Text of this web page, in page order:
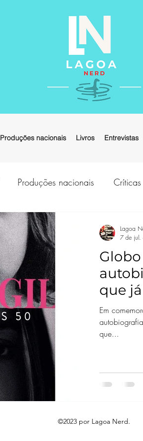
Produções nacionais Livros Entrevistas
Produções nacionais Críticas
que
Em
que...
Lagoa
7 de jul.
©2023 por Lagoa Nerd.